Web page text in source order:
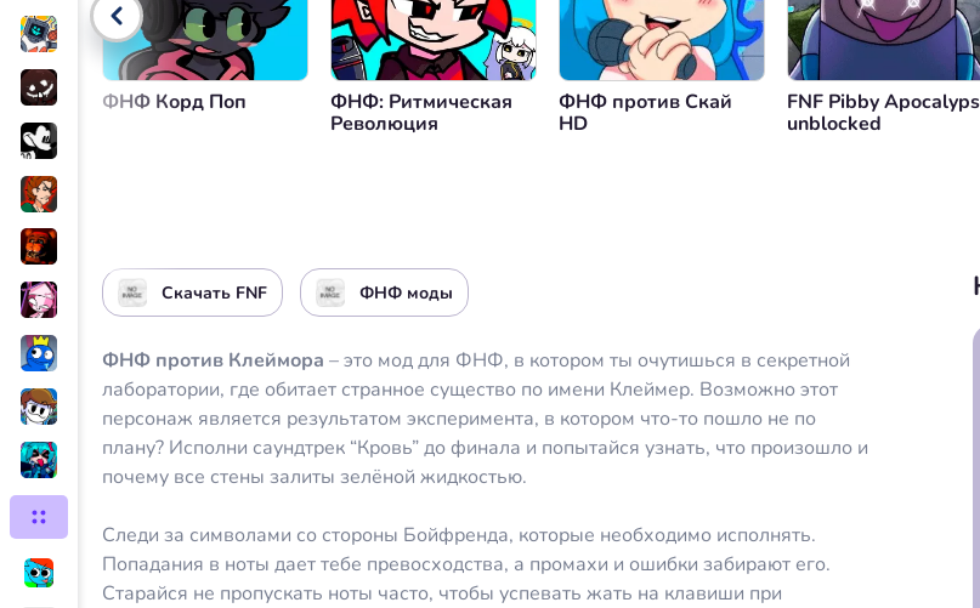
Управление громкостью
ФНФ Корд Поп
ФНФ: Ритмическая
Революция
ФНФ против Скай
HD
FNF Pibby
unblocked
Скачать FNF ФНФ моды
ФНФ против Клеймора – это мод для ФНФ, в котором ты очутишься в секретной
лаборатории, где обитает странное существо по имени Клеймер. Возможно этот
персонаж является результатом эксперимента, в котором что-то пошло не по
плану? Исполни саундтрек “Кровь” до финала и попытайся узнать, что произошло и
почему все стены залиты зелёной жидкостью.
Следи за символами со стороны Бойфренда, которые необходимо исполнять.
Попадания в ноты дает тебе превосходства, а промахи и ошибки забирают его.
Старайся не пропускать ноты часто, чтобы успевать жать на клавиши при